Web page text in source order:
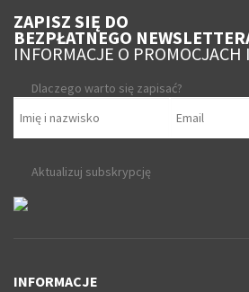
ZAPISZ SIĘ DO
BEZPŁATNEGO
INFORMACJE O PROMOCJACH
Dlaczego warto się zapisać?
Aktualizuj subskrypcję
INFORMACJE